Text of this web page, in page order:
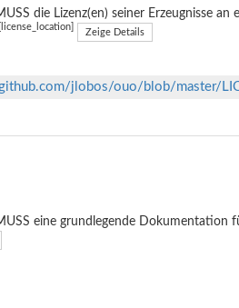
die Lizenz(en) seiner Erzeugnisse
[license_location] Zeige Details
jlobos/ouo/blob/master/
eine grundlegende